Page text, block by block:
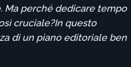
perché dedicare tempo
cruciale?In questo
di un piano editoriale ben